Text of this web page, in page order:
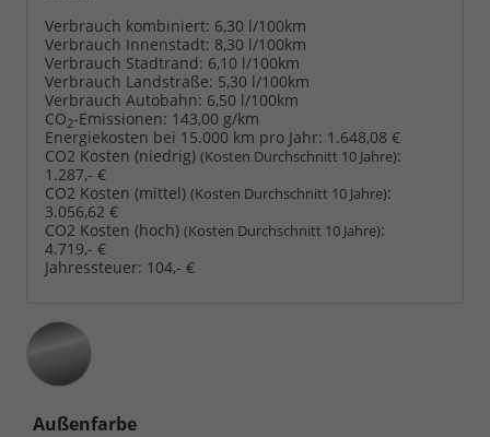
Verbrauch kombiniert: 6,30 l/100km
Verbrauch Innenstadt: 8,30 l/100km
Verbrauch Stadtrand: 6,10 l/100km
Verbrauch Landstraße: 5,30 l/100km
Verbrauch Autobahn: 6,50 l/100km
CO2-Emissionen: 143,00 g/km
Energiekosten bei 15.000 km pro Jahr: 1.648,08 €
CO2 Kosten (niedrig) (Kosten Durchschnitt 10 Jahre):
1.287,- €
CO2 Kosten (mittel) (Kosten Durchschnitt 10 Jahre):
3.056,62 €
CO2 Kosten (hoch) (Kosten Durchschnitt 10 Jahre):
4.719,- €
Jahressteuer: 104,- €
Außenfarbe